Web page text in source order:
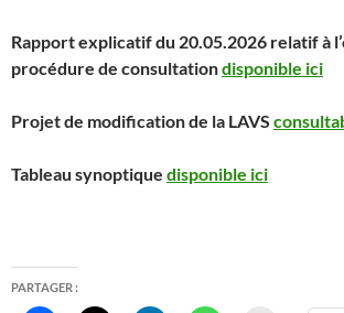
Rapport explicatif du 20.05.2026 relatif à
procédure de consultationdisponible ici
Projet de modification de la LAVS
Tableau synoptique disponible ici
PARTAGER :